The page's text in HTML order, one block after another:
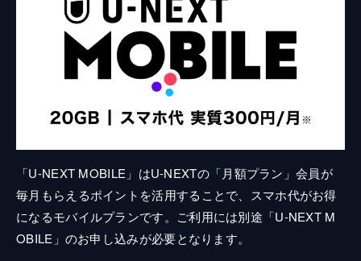
「U-NEXT MOBILE」はU-NEXTの「月額プラン」会員が
毎月もらえるポイントを活用することで、スマホ代がお得
になるモバイルプランです。ご利用には別途「U-NEXT M
OBILE」のお申し込みが必要となります。